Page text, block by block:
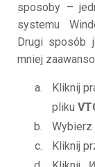
sposoby –
systemu
Drugi sposób
mniej
Kliknij
pliku
Wybierz
Kliknij